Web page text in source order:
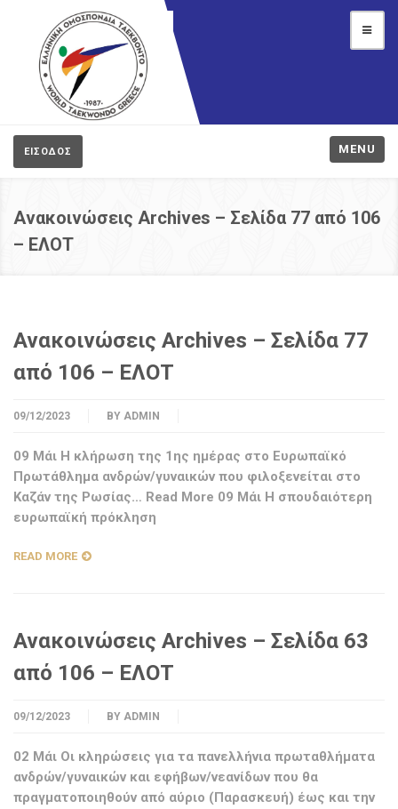
ΕΙΣΟΔΟΣ MENU
Ανακοινώσεις Archives – Σελίδα 77 από 106
– ΕΛΟΤ
Ανακοινώσεις Archives – Σελίδα 77
από 106 – ΕΛΟΤ
09/12/2023 BY ADMIN
09 Μάι Η κλήρωση της 1ης ημέρας στο Ευρωπαϊκό
Πρωτάθλημα ανδρών/γυναικών που φιλοξενείται στο
Καζάν της Ρωσίας… Read More 09 Μάι Η σπουδαιότερη
ευρωπαϊκή πρόκληση
READ MORE
Ανακοινώσεις Archives – Σελίδα 63
από 106 – ΕΛΟΤ
09/12/2023 BY ADMIN
02 Μάι Οι κληρώσεις για τα πανελλήνια πρωταθλήματα
ανδρών/γυναικών και εφήβων/νεανίδων που θα
πραγματοποιηθούν από αύριο (Παρασκευή) έως και την